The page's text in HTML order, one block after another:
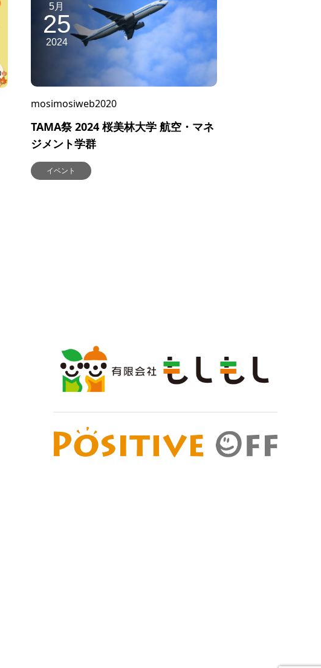
5月
25
2024
mosimosiweb2020
TAMA祭 2024 桜美林大学 航空・マネ
ジメント学群
イベント